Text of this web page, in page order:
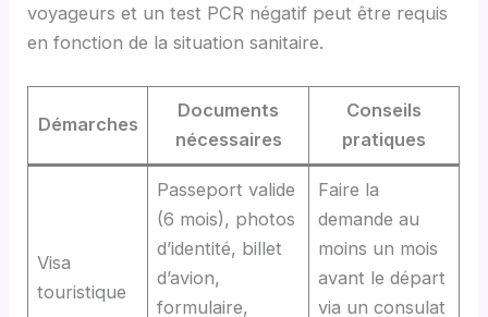
voyageurs et un test PCR négatif peut être requis
en fonction de la situation sanitaire.
Démarches
Documents
nécessaires
Conseils
pratiques
Visa
touristique
Passeport valide
(6 mois), photos
d’identité, billet
d’avion,
formulaire,
Faire la
demande au
moins un mois
avant le départ
via un consulat